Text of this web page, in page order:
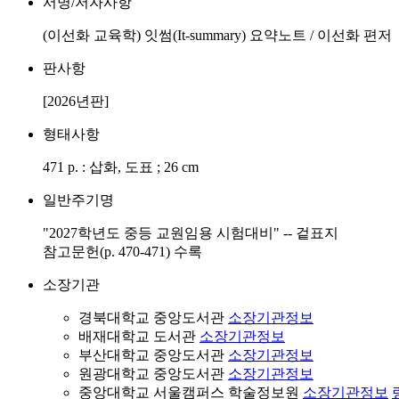
(이선화 교육학) 잇썸(It-summary) 요약노트 / 이선화 편저
판사항
[2026년판]
형태사항
471 p. : 삽화, 도표 ; 26 cm
일반주기명
"2027학년도 중등 교원임용 시험대비" -- 겉표지
참고문헌(p. 470-471) 수록
소장기관
경북대학교 중앙도서관 소장기관정보
배재대학교 도서관 소장기관정보
부산대학교 중앙도서관 소장기관정보
원광대학교 중앙도서관 소장기관정보
중앙대학교 서울캠퍼스 학술정보원 소장기관정보